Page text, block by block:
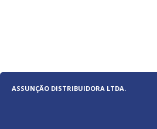
ASSUNÇÃO DISTRIBUIDORA LTDA.